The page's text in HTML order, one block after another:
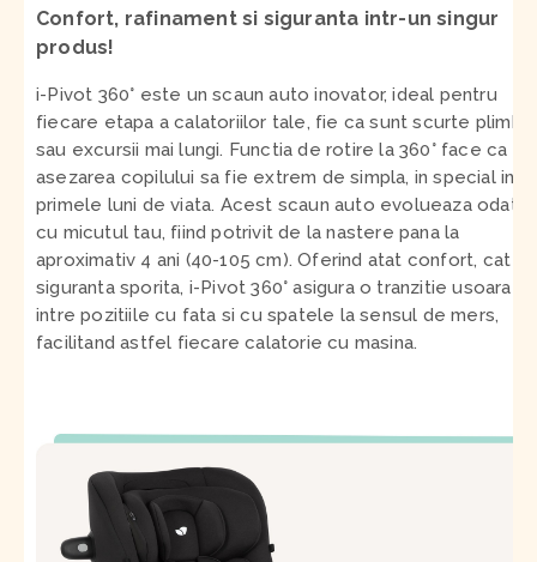
Confort, rafinament si siguranta intr-un singur
produs!
i-Pivot 360° este un scaun auto inovator, ideal pentru
fiecare etapa a calatoriilor tale, fie ca sunt scurte
sau excursii mai lungi. Functia de rotire la 360° face ca
asezarea copilului sa fie extrem de simpla, in special in
primele luni de viata. Acest scaun auto evolueaza odata
cu micutul tau, fiind potrivit de la nastere pana la
aproximativ 4 ani (40-105 cm). Oferind atat confort, cat si
siguranta sporita, i-Pivot 360° asigura o tranzitie usoara
intre pozitiile cu fata si cu spatele la sensul de mers,
facilitand astfel fiecare calatorie cu masina.